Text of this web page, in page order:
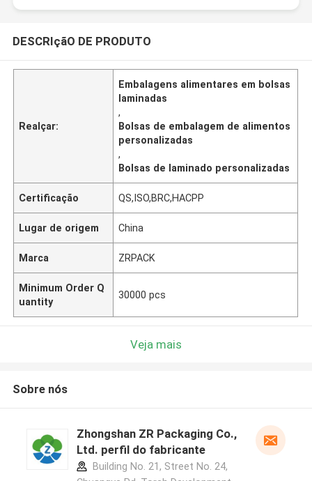
DESCRIçãO DE PRODUTO
Realçar:
Embalagens alimentares em bolsas
laminadas
,
Bolsas de embalagem de alimentos
personalizadas
,
Bolsas de laminado personalizadas
Certificação QS,ISO,BRC,HACPP
Lugar de origem China
Marca ZRPACK
Minimum Order Q
uantity
30000 pcs
Veja mais
Sobre nós
Zhongshan ZR Packaging Co.,
Ltd. perfil do fabricante
Building No. 21, Street No. 24,